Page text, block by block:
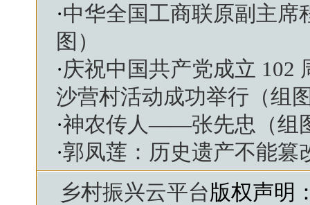
·中华全国工商联原副主席
图）
·庆祝中国共产党成立 102
沙营村活动成功举行（组
·神农传人——张先忠（组
·郭凤莲：历史遗产不能篡
乡村振兴云平台版权声明